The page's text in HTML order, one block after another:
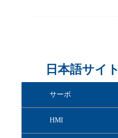
日本語サイト
サーボ
HMI